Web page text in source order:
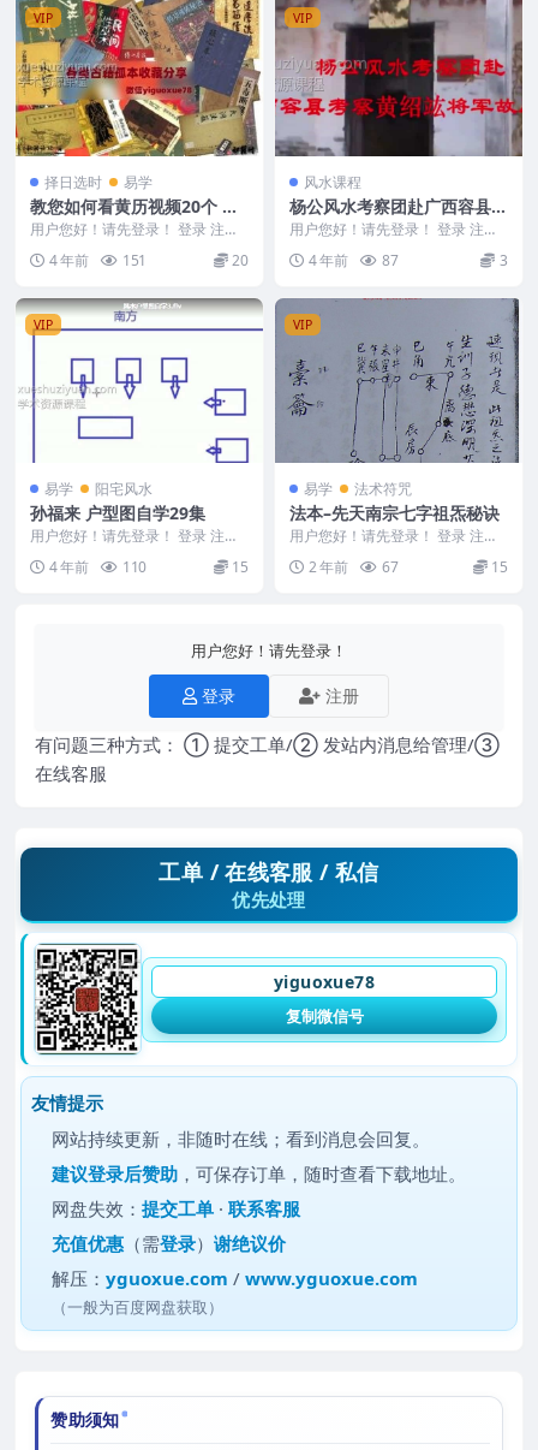
VIP
择日选时 易学
教您如何看黄历视频20个 百
度云盘下载
用户您好！请先登录！ 登录 注册
教您如何看黄历视频20个，内容通
俗易懂，是一套...
4 年前 151 20
VIP
风水课程
杨公风水考察团赴广西容县考
察阴阳宅风水8视频
用户您好！请先登录！ 登录 注册
杨公风水考察团赴广西容县考察风
水 编号：221...
4 年前 87 3
VIP
易学 阳宅风水
孙福来 户型图自学29集
用户您好！请先登录！ 登录 注册
户型图自学29集 孙福来风水房屋
设计-户型图...
4 年前 110 15
VIP
易学 法术符咒
法本–先天南宗七字祖炁秘诀
用户您好！请先登录！ 登录 注册
法本–先天南宗七字祖炁秘诀 24
1... 2 年前 67 15
用户您好！请先登录！
登录 注册
有问题三种方式： ① 提交工单/② 发站内消息给管理/③
在线客服
工单 / 在线客服 / 私信
优先处理
yiguoxue78
复制微信号
友情提示
网站持续更新，非随时在线；看到消息会回复。
建议登录后赞助 ，可保存订单，随时查看下载地址。
网盘失效：提交工单 ·联系客服
充值优惠 （需登录）谢绝议价
解压：yguoxue.com /www.yguoxue.com
（一般为百度网盘获取）
赞助须知